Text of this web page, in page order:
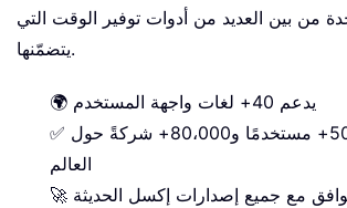
من بين العديد من أدوات توفير الوقت التي
يتضمّنها.
🌍 يدعم 40+ لغات واجهة المستخدم
✅ يثق به 500،000+ مستخدمًا و80،000+ شركةً حول
العالم
مع جميع إصدارات إكسل الحديثة